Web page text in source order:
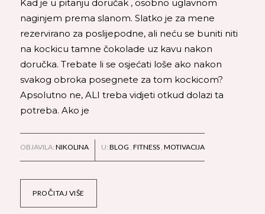
Kad je u pitanju doručak , osobno uglavnom
naginjem prema slanom. Slatko je za mene
rezervirano za poslijepodne, ali neću se buniti niti
na kockicu tamne čokolade uz kavu nakon
doručka. Trebate li se osjećati loše ako nakon
svakog obroka posegnete za tom kockicom?
Apsolutno ne, ALI treba vidjeti otkud dolazi ta
potreba. Ako je
PROČITAJ VIŠE
OBJAVILA: NIKOLINA U: BLOG FITNESS MOTIVACIJA